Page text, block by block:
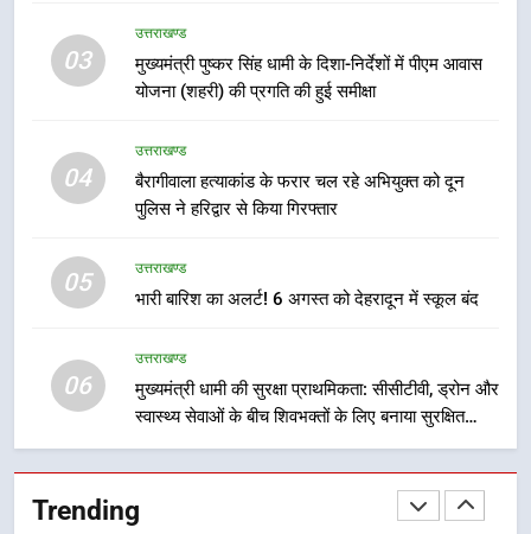
03
उत्तराखण्ड
मुख्यमंत्री पुष्कर सिंह धामी के दिशा-निर्देशों में पीएम आवास
योजना (शहरी) की प्रगति की हुई समीक्षा
04
उत्तराखण्ड
बैरागीवाला हत्याकांड के फरार चल रहे अभियुक्त को दून
पुलिस ने हरिद्वार से किया गिरफ्तार
05
उत्तराखण्ड
भारी बारिश का अलर्ट! 6 अगस्त को देहरादून में स्कूल बंद
06
उत्तराखण्ड
मुख्यमंत्री धामी की सुरक्षा प्राथमिकता: सीसीटीवी, ड्रोन और
स्वास्थ्य सेवाओं के बीच शिवभक्तों के लिए बनाया सुरक्षित
Trending
कांवड़ मार्ग
प्रदेश कांग्रेस मुख्यालय में कंट्रोल रूम
का शुभारंभ
उत्तराखण्ड
8
सड़क सुरक्षा पर डीएम का सख्त एक्शन,
भारी से बहुत भारी वर्षा की चेतावनी के बीच
जिला प्रशासन अलर्ट, सभी विभागों को हाई